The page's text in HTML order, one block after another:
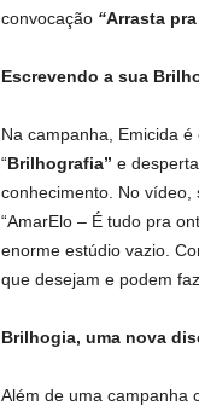
convocação “Arrasta
Escrevendo a sua
Na campanha, Emicida
“Brilhografia” e
conhecimento. No
“AmarElo – É tudo pra
enorme estúdio vazio.
que desejam e podem
Brilhogia, uma nova
Além de uma campanha